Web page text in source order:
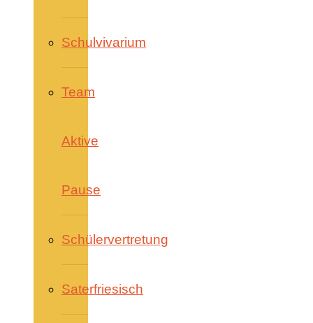
Schulvivarium
Team
Aktive
Pause
Schülervertretung
Saterfriesisch